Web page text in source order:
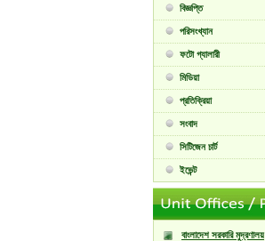
বিজ্ঞপ্তি
পরিসংখ্যান
ফটো গ্যালারী
মিডিয়া
প্রতিক্রিয়া
সংবাদ
সিটিজেন চার্ট
ইভেন্ট
বাংলাদেশ সরকারি মুদ্রণালয়